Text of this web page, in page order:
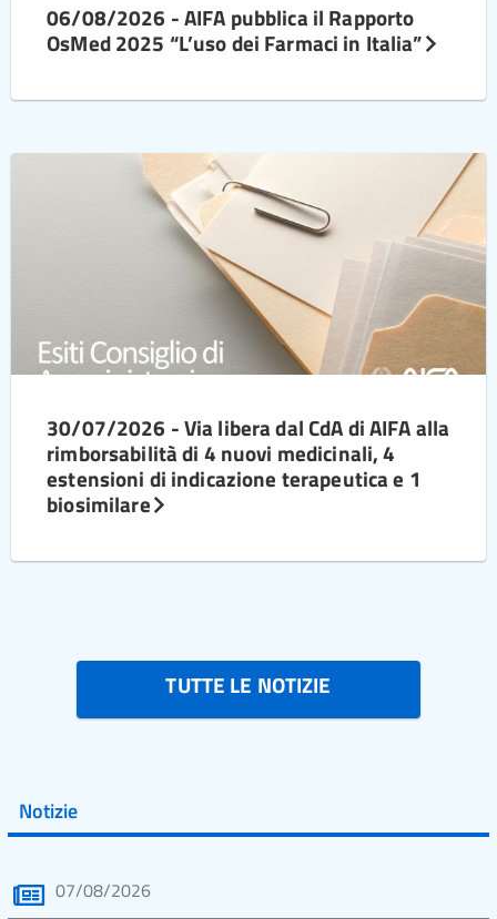
06/08/2026 - AIFA pubblica il Rapporto
OsMed 2025 “L’uso dei Farmaci in Italia”
30/07/2026 - Via libera dal CdA di AIFA alla
rimborsabilità di 4 nuovi medicinali, 4
estensioni di indicazione terapeutica e 1
biosimilare
TUTTE LE NOTIZIE
Notizie
07/08/2026